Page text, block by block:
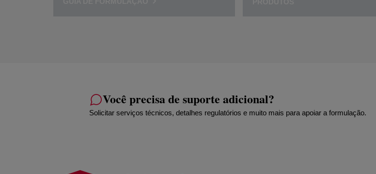
Você precisa de suporte adicional?
Solicitar serviços técnicos, detalhes regulatórios e muito mais para apoiar a formulação.